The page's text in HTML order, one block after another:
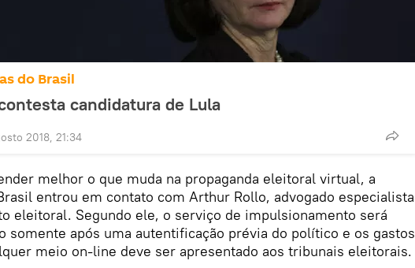
do Brasil
candidatura de Lula
2018, 21:34
melhor o que muda na propaganda eleitoral virtual, a
entrou em contato com Arthur Rollo, advogado especialista
eleitoral. Segundo ele, o serviço de impulsionamento será
somente após uma autentificação prévia do político e os gastos
meio on-line deve ser apresentado aos tribunais eleitorais.